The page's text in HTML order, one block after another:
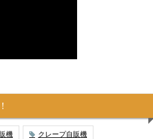
機 クレープ自販機